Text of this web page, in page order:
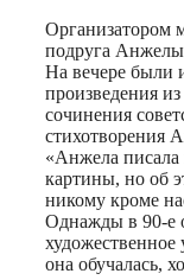
Организатором
подруга
На вечере были
произведения
сочинения
стихотворения
«Анжела писала
картины, но об
никому кроме
Однажды в 90-е
она обучалась,